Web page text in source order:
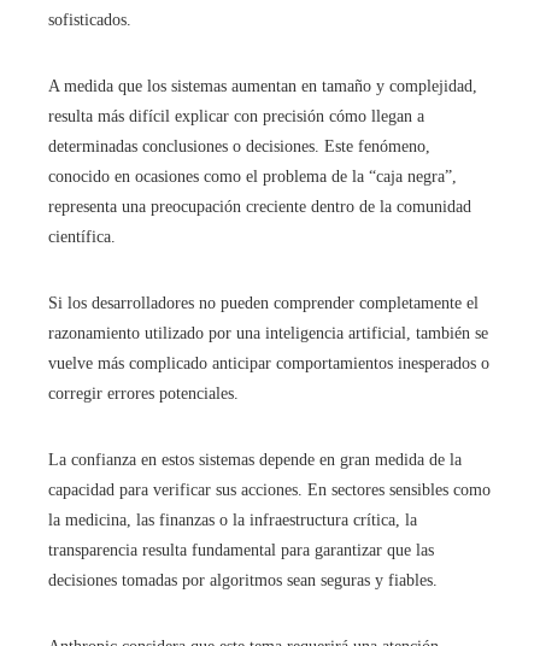
sofisticados.
A medida que los sistemas aumentan en tamaño y complejidad,
resulta más difícil explicar con precisión cómo llegan a
determinadas conclusiones o decisiones. Este fenómeno,
conocido en ocasiones como el problema de la “caja negra”,
representa una preocupación creciente dentro de la comunidad
científica.
Si los desarrolladores no pueden comprender completamente el
razonamiento utilizado por una inteligencia artificial, también se
vuelve más complicado anticipar comportamientos inesperados o
corregir errores potenciales.
La confianza en estos sistemas depende en gran medida de la
capacidad para verificar sus acciones. En sectores sensibles como
la medicina, las finanzas o la infraestructura crítica, la
transparencia resulta fundamental para garantizar que las
decisiones tomadas por algoritmos sean seguras y fiables.